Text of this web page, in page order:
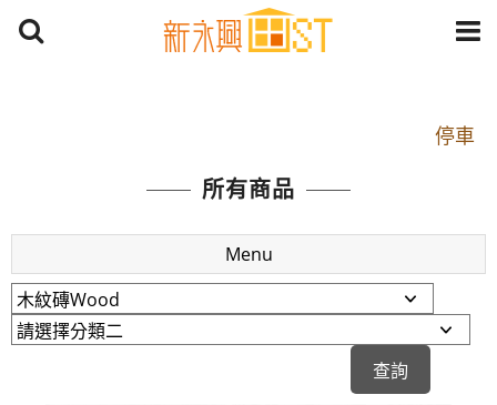
停車
捷運： 中和線【頂溪站 2 號出口】往中山路1段139
原Line已滿 無法加Line好友 請親愛的客戶加入
LINE官方帳號@a0975005573
開車：中山路1段 到永平路路口(樂華夜市口)門口可
停車
捷運： 中和線【頂溪站 2 號出口】往中山路1段139
所有商品
Menu